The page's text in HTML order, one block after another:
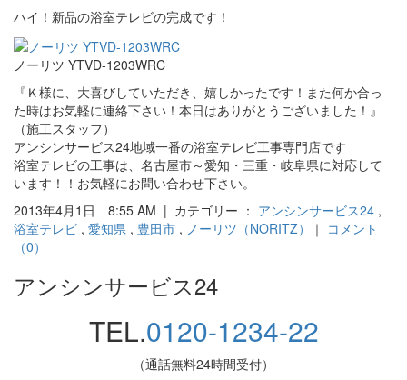
ハイ！新品の浴室テレビの完成です！
ノーリツ YTVD-1203WRC
『Ｋ様に、大喜びしていただき、嬉しかったです！また何か合っ
た時はお気軽に連絡下さい！本日はありがとうございました！』
（施工スタッフ）
アンシンサービス24地域一番の浴室テレビ工事専門店です
浴室テレビの工事は、名古屋市～愛知・三重・岐阜県に対応して
います！！お気軽にお問い合わせ下さい。
2013年4月1日 8:55 AM | カテゴリー ： アンシンサービス24 ,
浴室テレビ , 愛知県 , 豊田市 , ノーリツ（NORITZ） ｜ コメント
（0）
アンシンサービス24
TEL.0120-1234-22
（通話無料24時間受付）